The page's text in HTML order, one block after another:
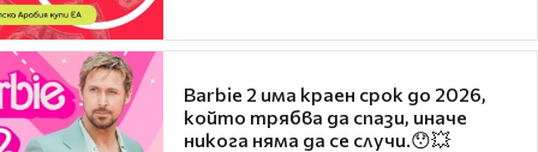
Barbie 2 има краен срок до 2026,
който трябва да спази, иначе
никога няма да се случи.😯💥